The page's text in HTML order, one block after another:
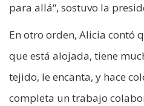
para allá“, sostuvo la
En otro orden, Alicia contó
que está alojada, tiene
tejido, le encanta, y hace
completa un trabajo